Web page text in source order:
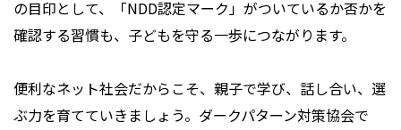
の目印として、「NDD認定マーク」がついているか否かを
確認する習慣も、子どもを守る一歩につながります。
便利なネット社会だからこそ、親子で学び、話し合い、選
ぶ力を育てていきましょう。ダークパターン対策協会で